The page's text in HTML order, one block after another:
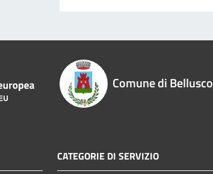
Comune di Bellusco
CATEGORIE DI SERVIZIO